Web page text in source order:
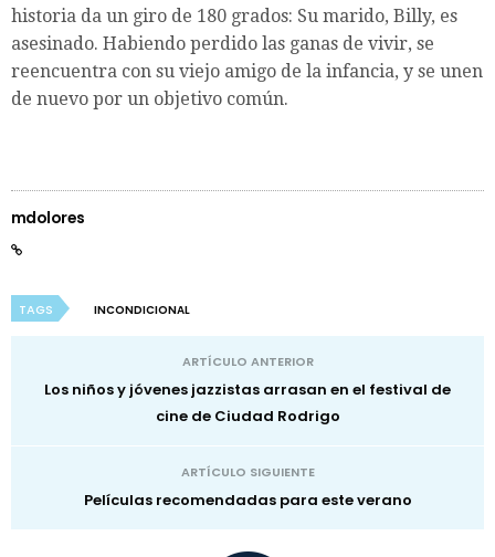
historia da un giro de 180 grados: Su marido, Billy, es
asesinado. Habiendo perdido las ganas de vivir, se
reencuentra con su viejo amigo de la infancia, y se unen
de nuevo por un objetivo común.
mdolores
TAGS INCONDICIONAL
ARTÍCULO ANTERIOR
Los niños y jóvenes jazzistas arrasan en el festival de
cine de Ciudad Rodrigo
ARTÍCULO SIGUIENTE
Películas recomendadas para este verano